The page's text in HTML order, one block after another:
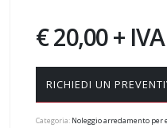
€ 20,00 +
RICHIEDI UN
Categoria: Noleggio arredamento per